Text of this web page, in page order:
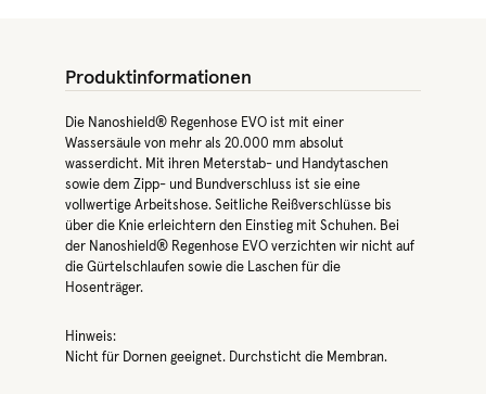
Produktinformationen
Die Nanoshield® Regenhose EVO ist mit einer
Wassersäule von mehr als 20.000 mm absolut
wasserdicht. Mit ihren Meterstab- und Handytaschen
sowie dem Zipp- und Bundverschluss ist sie eine
vollwertige Arbeitshose. Seitliche Reißverschlüsse bis
über die Knie erleichtern den Einstieg mit Schuhen. Bei
der Nanoshield® Regenhose EVO verzichten wir nicht auf
die Gürtelschlaufen sowie die Laschen für die
Hosenträger.
Hinweis:
Nicht für Dornen geeignet. Durchsticht die Membran.